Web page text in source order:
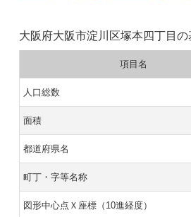
大阪府大阪市淀川区塚本四丁目の
項目名
人口総数
面積
都道府県名
町丁・字等名称
図形中心点Ｘ座標（10進経度）